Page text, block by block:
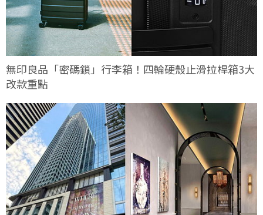
無印良品「密碼鎖」行李箱！四輪硬殼止滑拉桿箱3大
改款重點